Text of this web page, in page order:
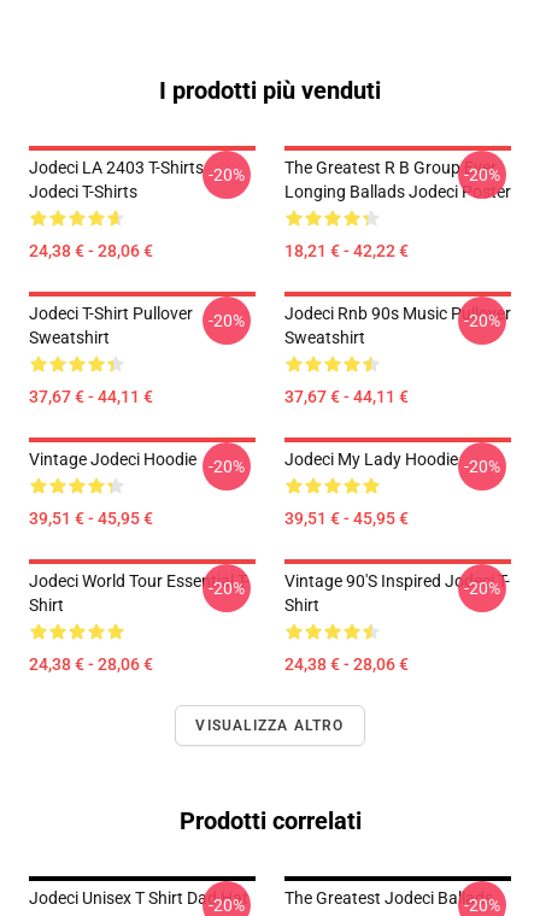
I prodotti più venduti
Jodeci LA 2403 T-Shirts
Jodeci T-Shirts
24,38 € - 28,06 €
-20%
The Greatest R B Group Ever
Longing Ballads Jodeci Poster
18,21 € - 42,22 €
-20%
Jodeci T-Shirt Pullover
Sweatshirt
37,67 € - 44,11 €
-20%
Jodeci Rnb 90s Music Pullover
Sweatshirt
37,67 € - 44,11 €
-20%
Vintage Jodeci Hoodie
39,51 € - 45,95 €
-20% Jodeci My Lady Hoodie
39,51 € - 45,95 €
-20%
Jodeci World Tour Essential T-
Shirt
24,38 € - 28,06 €
-20%
Vintage 90's Inspired Jodeci T-
Shirt
24,38 € - 28,06 €
-20%
VISUALIZZA ALTRO
Prodotti correlati
Jodeci Unisex T Shirt Dad Hat
-20% The Greatest Jodeci Ballads
-20%